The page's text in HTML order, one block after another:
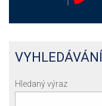
VYHLEDÁVÁNÍ
Hledaný výraz